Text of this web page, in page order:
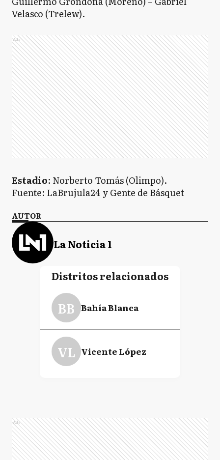
Velasco (Trelew).
Ads
Estadio: Norberto Tomás (Olimpo).
Fuente: LaBrujula24 y Gente de Básquet
AUTOR
La Noticia 1
Distritos relacionados
BB Bahía Blanca
VL Vicente López
Ads